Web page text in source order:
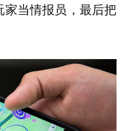
当情报员，最后把